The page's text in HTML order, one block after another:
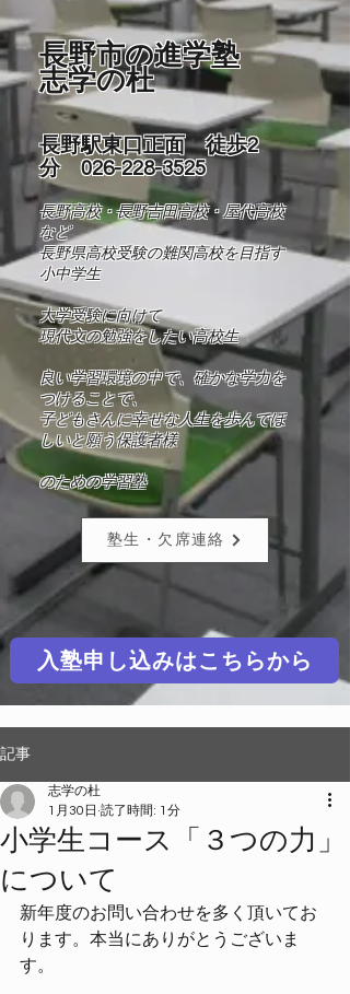
塾生・欠席連絡
長野市の進学塾
志学の杜
長野駅東口正面 徒歩2
分026-228-3525
長野高校・長野吉田高校・屋代高校
など
長野県高校受験の難関高校を目指す
小中学生
​大学受験に向けて
現代文の勉強をしたい高校生
良い学習環境の中で、確かな学力を
つけることで、
​子どもさんに幸せな人生を歩んでほ
しいと願う保護者様
​​のための学習塾
入塾申し込みはこちらから
記事
小学生コース「３つの力」
について
志学の杜
1月30日 読了時間: 1分
新年度のお問い合わせを多く頂いてお
ります。本当にありがとうございま
す。